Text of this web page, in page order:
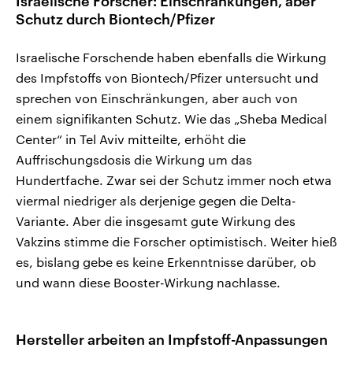
Schutz durch Biontech/Pfizer
Israelische Forschende haben ebenfalls die Wirkung
des Impfstoffs von Biontech/Pfizer untersucht und
sprechen von Einschränkungen, aber auch von
einem signifikanten Schutz. Wie das „Sheba Medical
Center“ in Tel Aviv mitteilte, erhöht die
Auffrischungsdosis die Wirkung um das
Hundertfache. Zwar sei der Schutz immer noch etwa
viermal niedriger als derjenige gegen die Delta-
Variante. Aber die insgesamt gute Wirkung des
Vakzins stimme die Forscher optimistisch. Weiter hieß
es, bislang gebe es keine Erkenntnisse darüber, ob
und wann diese Booster-Wirkung nachlasse.
Hersteller arbeiten an Impfstoff-Anpassungen